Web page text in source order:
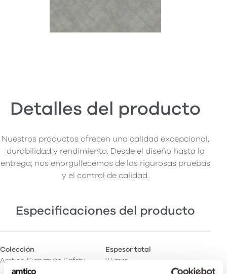
Detalles del producto
Nuestros productos ofrecen una calidad excepcional,
durabilidad y rendimiento. Desde el diseño hasta la
entrega, nos enorgullecemos de las rigurosas pruebas
y el control de calidad.
Especificaciones del producto
Colección
Amtico Signature Safety
Espesor total
2,5mm